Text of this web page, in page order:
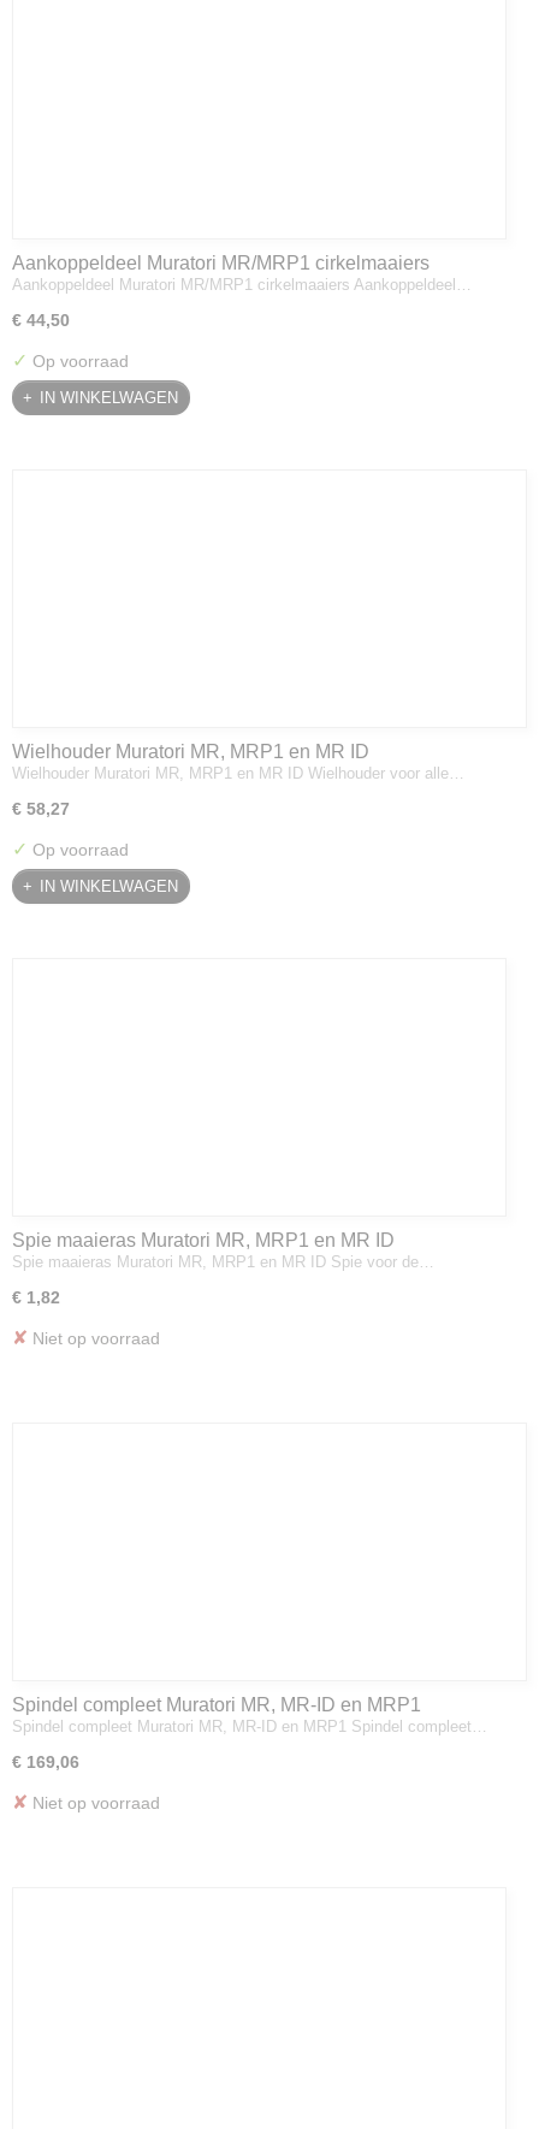
Aankoppeldeel Muratori MR/MRP1 cirkelmaaiers
Aankoppeldeel Muratori MR/MRP1 cirkelmaaiers Aankoppeldeel…
€ 44,50
✓ Op voorraad
IN WINKELWAGEN
Wielhouder Muratori MR, MRP1 en MR ID
Wielhouder Muratori MR, MRP1 en MR ID Wielhouder voor alle…
€ 58,27
✓ Op voorraad
IN WINKELWAGEN
Spie maaieras Muratori MR, MRP1 en MR ID
Spie maaieras Muratori MR, MRP1 en MR ID Spie voor de…
€ 1,82
✘ Niet op voorraad
Spindel compleet Muratori MR, MR-ID en MRP1
Spindel compleet Muratori MR, MR-ID en MRP1 Spindel compleet…
€ 169,06
✘ Niet op voorraad